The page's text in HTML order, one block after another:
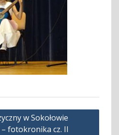
w Sokołowie
fotokronika cz. II